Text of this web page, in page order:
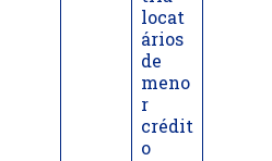
locat
ários
de
meno
r
crédit
o